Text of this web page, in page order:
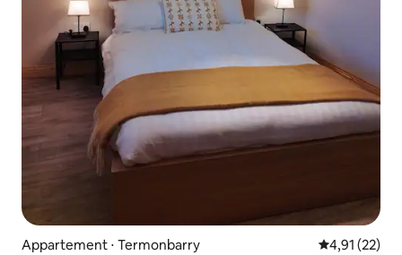
Appartement ⋅ Termonbarry Évaluation
4,91 (22)